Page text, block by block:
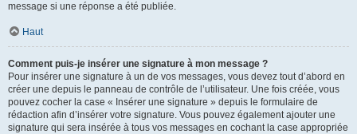
message si une réponse a été publiée.
Haut
Comment puis-je insérer une signature à mon message ?
Pour insérer une signature à un de vos messages, vous devez tout d’abord en
créer une depuis le panneau de contrôle de l’utilisateur. Une fois créée, vous
pouvez cocher la case « Insérer une signature » depuis le formulaire de
rédaction afin d’insérer votre signature. Vous pouvez également ajouter une
signature qui sera insérée à tous vos messages en cochant la case appropriée